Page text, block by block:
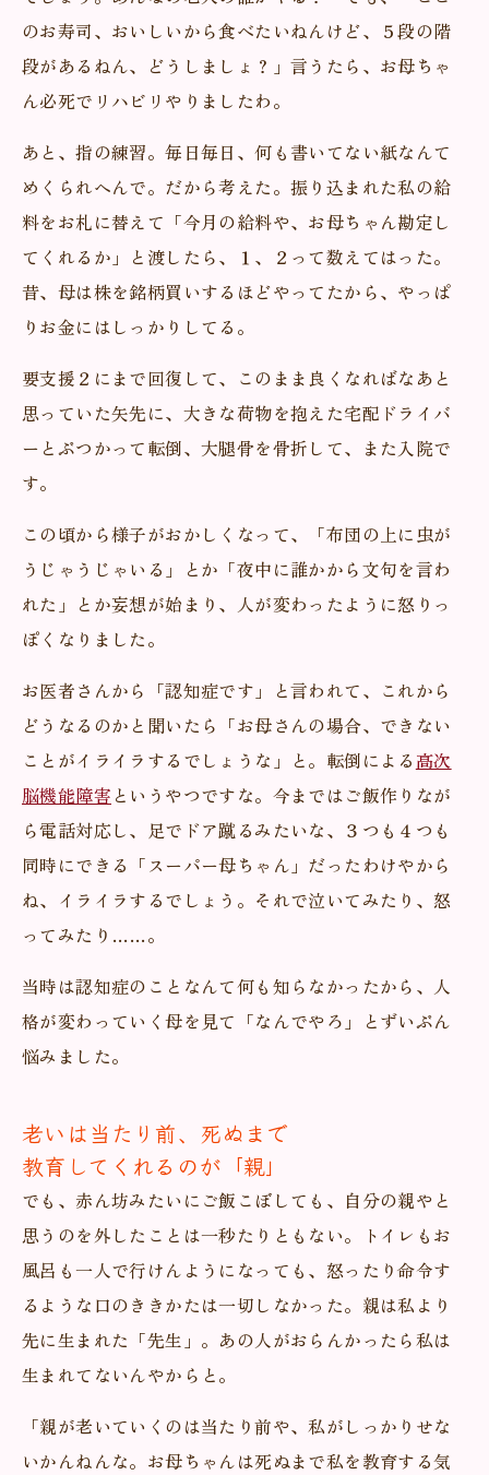
のお寿司、おいしいから食べたいねんけど、５段の階
段があるねん、どうしましょ？」言うたら、お母ちゃ
ん必死でリハビリやりましたわ。
あと、指の練習。毎日毎日、何も書いてない紙なんて
めくられへんで。だから考えた。振り込まれた私の給
料をお札に替えて「今月の給料や、お母ちゃん勘定し
てくれるか」と渡したら、１、２って数えてはった。
昔、母は株を銘柄買いするほどやってたから、やっぱ
りお金にはしっかりしてる。
要支援２にまで回復して、このまま良くなればなあと
思っていた矢先に、大きな荷物を抱えた宅配ドライバ
ーとぶつかって転倒、大腿骨を骨折して、また入院で
す。
この頃から様子がおかしくなって、「布団の上に虫が
うじゃうじゃいる」とか「夜中に誰かから文句を言わ
れた」とか妄想が始まり、人が変わったように怒りっ
ぽくなりました。
お医者さんから「認知症です」と言われて、これから
どうなるのかと聞いたら「お母さんの場合、できない
ことがイライラするでしょうな」と。転倒による 高次
脳機能障害 というやつですな。今まではご飯作りなが
ら電話対応し、足でドア蹴るみたいな、３つも４つも
同時にできる「スーパー母ちゃん」だったわけやから
ね、イライラするでしょう。それで泣いてみたり、怒
ってみたり……。
当時は認知症のことなんて何も知らなかったから、人
格が変わっていく母を見て「なんでやろ」とずいぶん
悩みました。
老いは当たり前、死ぬまで
教育してくれるのが「親」
でも、赤ん坊みたいにご飯こぼしても、自分の親やと
思うのを外したことは一秒たりともない。トイレもお
風呂も一人で行けんようになっても、怒ったり命令す
るような口のききかたは一切しなかった。親は私より
先に生まれた「先生」。あの人がおらんかったら私は
生まれてないんやからと。
「親が老いていくのは当たり前や、私がしっかりせな
いかんねんな。お母ちゃんは死ぬまで私を教育する気